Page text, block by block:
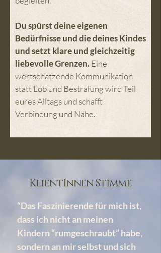
Du spürst deine eigenen
Bedürfnisse und die deines Kindes
und setzt klare und gleichzeitig
liebevolle Grenzen.Eine
wertschätzende Kommunikation
statt Lob und Bestrafung wird Teil
eures Alltags und schafft
Verbindung und Nähe.
KlientInnen Stimme
“Das Faszinierende für mich ist,
dass ich nicht an meinen
Kindern “rumgeschraubt” habe,
sondern an mir selbst und sich